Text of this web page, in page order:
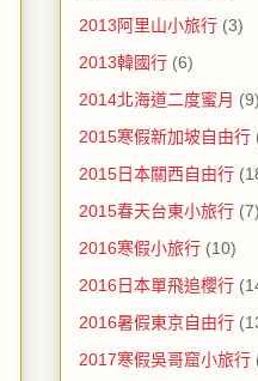
2013阿里山小旅行 (3)
2013韓國行 (6)
2014北海道二度蜜月 (9)
2015寒假新加坡自由行
2015日本關西自由行
2015春天台東小旅行 (7)
2016寒假小旅行 (10)
2016日本單飛追櫻行
2016暑假東京自由行
2017寒假吳哥窟小旅行